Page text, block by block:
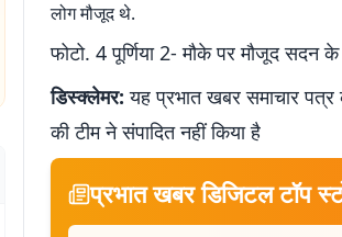
लोग मौजूद थे.
फोटो. 4 पूर्णिया 2- मौके पर मौजूद सदन
डिस्क्लेमर: यह प्रभात खबर समाचार
की टीम ने संपादित नहीं किया है
प्रभात खबर डिजिटल टॉप